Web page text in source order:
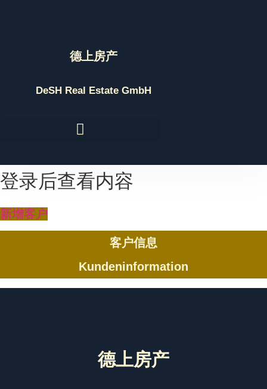
德上房产
DeSH Real Estate GmbH
登录后查看内容
新增客户
客户信息
Kundeninformation
德上房产